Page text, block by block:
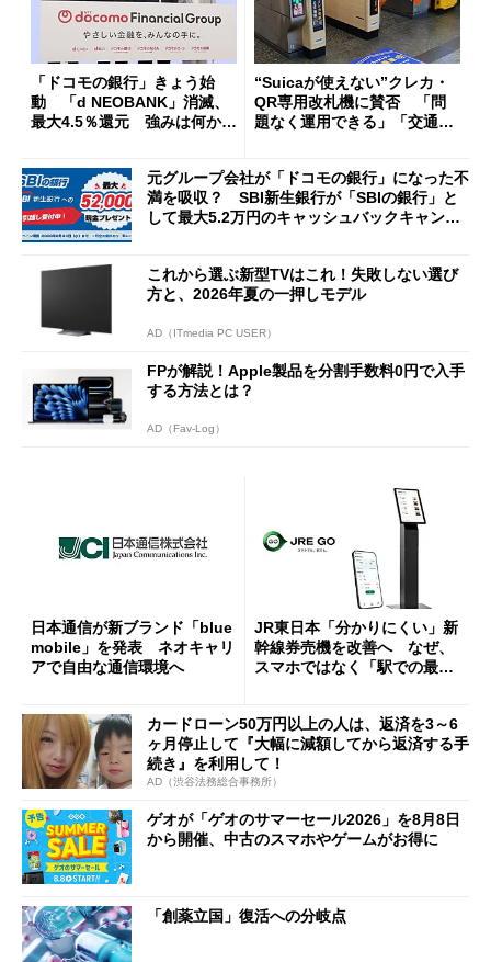
「ドコモの銀行」きょう始
動 「d NEOBANK」消滅、
最大4.5％還元 強みは何か解
“Suicaが使えない”クレカ・
QR専用改札機に賛否 「問
題なく運用できる」「交通系I
元グループ会社が「ドコモの銀行」になった不
満を吸収？ SBI新生銀行が「SBIの銀行」と
して最大5.2万円のキャッシュバックキャンペ
これから選ぶ新型TVはこれ！失敗しない選び
方と、2026年夏の一押しモデル
AD（ITmedia PC USER）
FPが解説！Apple製品を分割手数料0円で入手
する方法とは？
AD（Fav-Log）
日本通信が新ブランド「blue
mobile」を発表 ネオキャリ
アで自由な通信環境へ
JR東日本「分かりにくい」新
幹線券売機を改善へ なぜ、
スマホではなく「駅での最短
カードローン50万円以上の人は、返済を3～6
ヶ月停止して『大幅に減額してから返済する手
続き』を利用して！
AD（渋谷法務総合事務所）
ゲオが「ゲオのサマーセール2026」を8月8日
から開催、中古のスマホやゲームがお得に
「創薬立国」復活への分岐点